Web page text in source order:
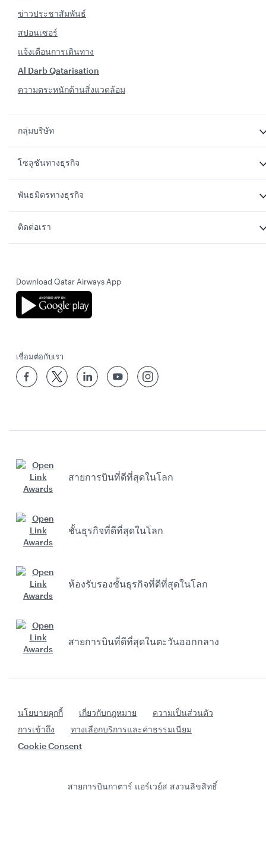
ข่าวประชาสัมพันธ์
สปอนเซอร์
แจ้งเตือนการเดินทาง
Al Darb Qatarisation
ความตระหนักด้านสิ่งแวดล้อม
กลุ่มบริษัท
โซลูชันทางธุรกิจ
พันธมิตรทางธุรกิจ
ติดต่อเรา
Download Qatar Airways App
เชื่อมต่อกับเรา
สายการบินที่ดีที่สุดในโลก
ชั้นธุรกิจที่ดีที่สุดในโลก
ห้องรับรองชั้นธุรกิจที่ดีที่สุดในโลก
สายการบินที่ดีที่สุดในตะวันออกกลาง
นโยบายคุกกี้ เกี่ยวกับกฎหมาย
ความเป็นส่วนตัว
การเข้าถึง
ทางเลือกบริการและค่าธรรมเนียม
Cookie Consent
สายการบินกาตาร์ แอร์เวย์ส สงวนลิขสิทธิ์